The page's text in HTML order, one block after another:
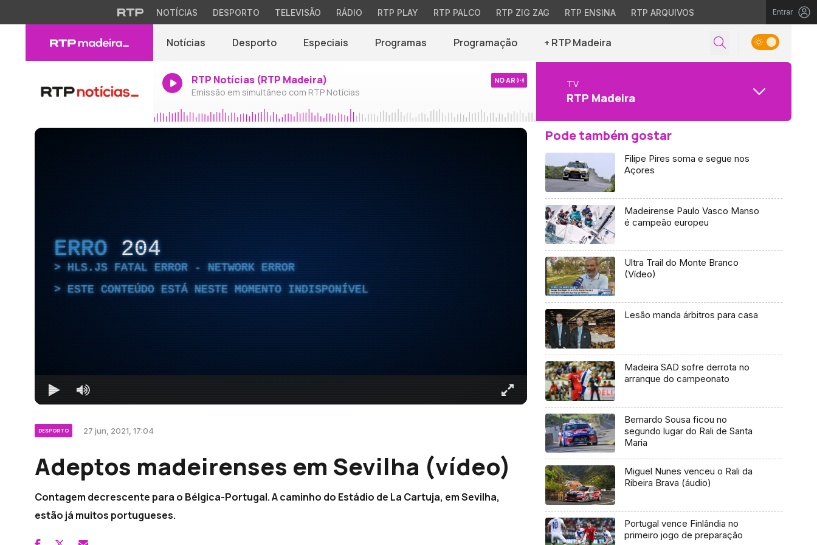
NOTÍCIAS DESPORTO TELEVISÃO RÁDIO RTP PLAY RTP PALCO RTP ZIG ZAG RTP ENSINA RTP ARQUIVOS Entrar
Notícias Desporto Especiais Programas Programação + RTP Madeira
RTP Notícias (RTP Madeira)
Emissão em simultâneo com RTP Notícias
NO AR TV
RTP Madeira
ERRO 204
HLS.JS FATAL ERROR - NETWORK ERROR
ESTE CONTEÚDO ESTÁ NESTE MOMENTO INDISPONÍVEL
DESPORTO 27 jun, 2021, 17:04
Adeptos madeirenses em Sevilha (vídeo)
Contagem decrescente para o Bélgica-Portugal. A caminho do Estádio de La Cartuja, em Sevilha,
estão já muitos portugueses.
Pode também gostar
Filipe Pires soma e segue nos
Açores
Madeirense Paulo Vasco Manso
é campeão europeu
Ultra Trail do Monte Branco
(Vídeo)
Lesão manda árbitros para casa
Madeira SAD sofre derrota no
arranque do campeonato
Bernardo Sousa ficou no
segundo lugar do Rali de Santa
Maria
Miguel Nunes venceu o Rali da
Ribeira Brava (áudio)
Portugal vence Finlândia no
primeiro jogo de preparação